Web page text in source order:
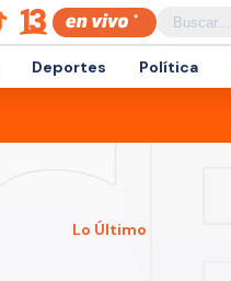
Deportes Política
Lo Último